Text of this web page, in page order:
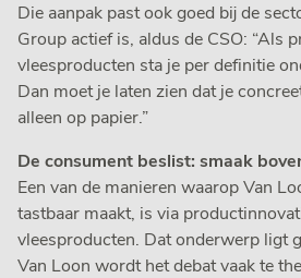
Die aanpak past ook goed bij de
Group actief is, aldus de CSO: “Als
vleesproducten sta je per definitie
Dan moet je laten zien dat je
alleen op papier.”
De consument beslist: smaak
Een van de manieren waarop Van
tastbaar maakt, is via
vleesproducten. Dat onderwerp ligt
Van Loon wordt het debat vaak te